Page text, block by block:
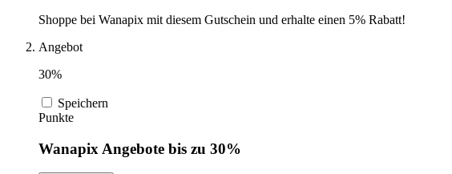
Shoppe bei Wanapix mit diesem Gutschein und erhalte einen 5% Rabatt!
Angebot
30%
Speichern
Punkte
Wanapix Angebote bis zu 30%